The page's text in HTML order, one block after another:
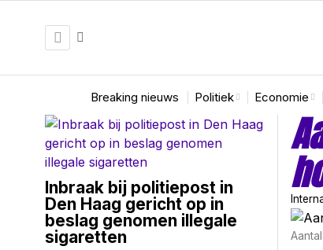
Breaking nieuws Politiek Economie
Inbraak bij politiepost in
Den Haag gericht op in
beslag genomen illegale
sigaretten